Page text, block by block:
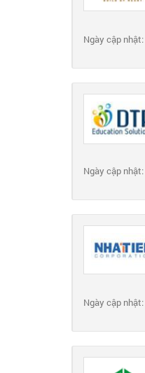
Ngày cập nhật:
Ngày cập nhật:
Ngày cập nhật: